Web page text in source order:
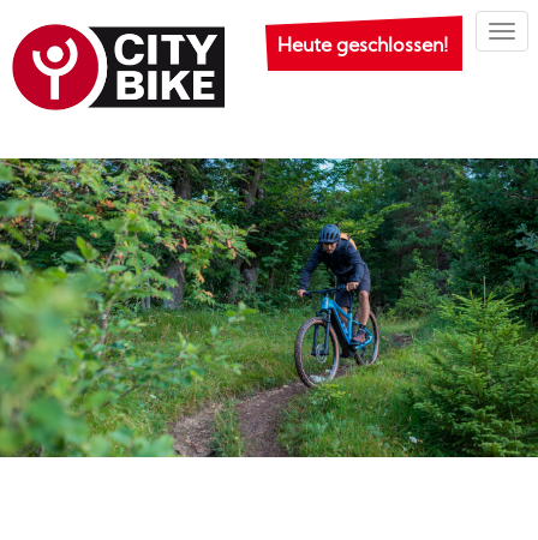
Heute geschlossen!